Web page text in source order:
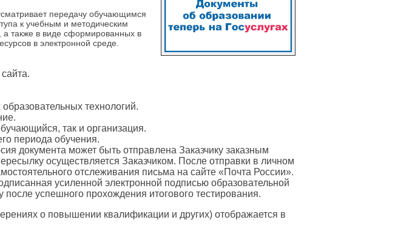
передачу обучающимся
к учебным и методическим
также в виде сформированных в
в электронной среде.
технологий.
так и организация.
периода обучения.
документа может быть отправлена Заказчику заказным
осуществляется Заказчиком. После отправки в личном
отслеживания письма на сайте «Почта России».
усиленной электронной подписью образовательной
успешного прохождения итогового тестирования.
о повышении квалификации и других) отображается в